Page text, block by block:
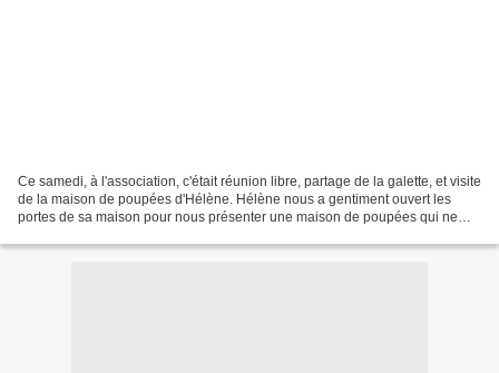
Ce samedi, à l'association, c'était réunion libre, partage de la galette, et visite
de la maison de poupées d'Hélène. Hélène nous a gentiment ouvert les
portes de sa maison pour nous présenter une maison de poupées qui ne